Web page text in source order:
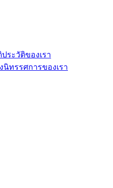
ระวัติของเรา
นิทรรศการของเรา